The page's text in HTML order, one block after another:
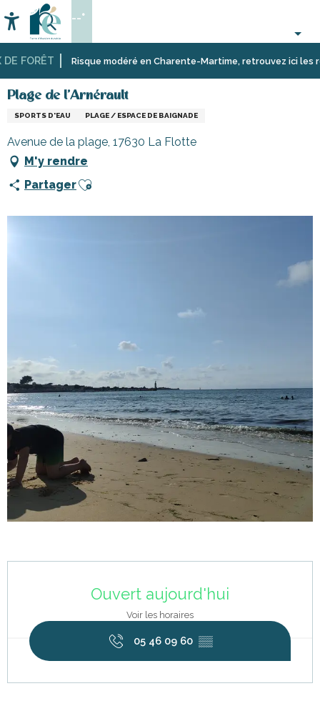
au
contenu
principal
FORÊT Risque modéré en Charente-Martime, retrouvez ici les
Accessibilité
Recherche
--°
Accueil
Activités,
cours
découverte
Sport Écoles,Plage de l'Arnérault
Plage de l'Arnérault
SPORTS D'EAU PLAGE / ESPACE DE BAIGNADE
Avenue de la plage, 17630 La Flotte
M'y rendre
PartagerAjouter aux favoris
Ouvert aujourd'hui
Voir les horaires
05 46 09 60 ▒▒